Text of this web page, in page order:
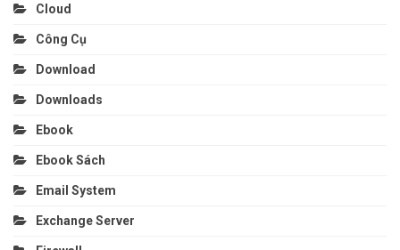
Cloud
Công Cụ
Download
Downloads
Ebook
Ebook Sách
Email System
Exchange Server